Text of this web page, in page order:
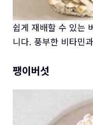
쉽게 재배할 수 있는
니다. 풍부한 비타민
팽이버섯